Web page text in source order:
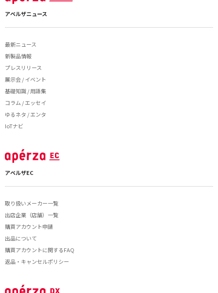
アペルザニュース
最新ニュース
新製品情報
プレスリリース
展示会 / イベント
基礎知識 / 用語集
コラム / エッセイ
ゆるネタ / エンタ
IoTナビ
アペルザEC
取り扱いメーカー一覧
出店企業（店舗）一覧
購買アカウント申請
出品について
購買アカウントに関するFAQ
返品・キャンセルポリシー